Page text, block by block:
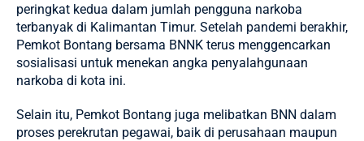
peringkat kedua dalam jumlah pengguna narkoba
terbanyak di Kalimantan Timur. Setelah pandemi berakhir,
Pemkot Bontang bersama BNNK terus menggencarkan
sosialisasi untuk menekan angka penyalahgunaan
narkoba di kota ini.
Selain itu, Pemkot Bontang juga melibatkan BNN dalam
proses perekrutan pegawai, baik di perusahaan maupun